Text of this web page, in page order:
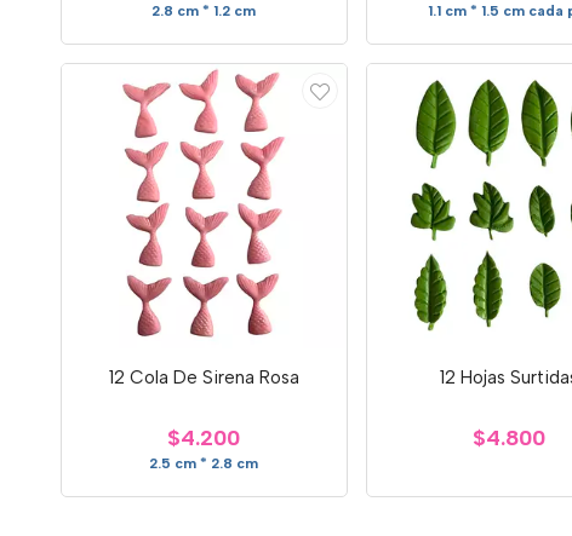
2.8 cm * 1.2 cm 1.1 cm * 1.5 cm cada
12 Cola De Sirena Rosa
$4.200
2.5 cm * 2.8 cm
12 Hojas
$4.800